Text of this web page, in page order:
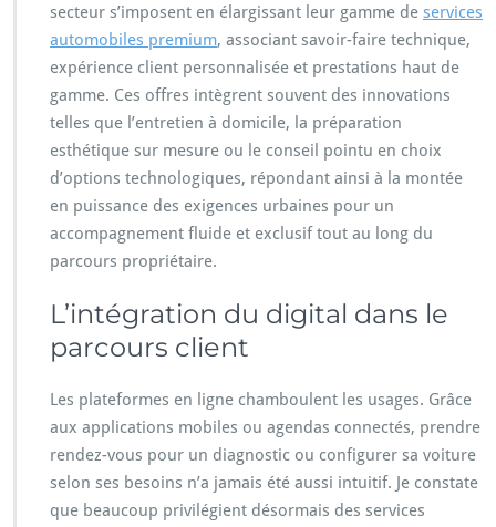
secteur s’imposent en élargissant leur gamme de services
automobiles premium, associant savoir-faire technique,
expérience client personnalisée et prestations haut de
gamme. Ces offres intègrent souvent des innovations
telles que l’entretien à domicile, la préparation
esthétique sur mesure ou le conseil pointu en choix
d’options technologiques, répondant ainsi à la montée
en puissance des exigences urbaines pour un
accompagnement fluide et exclusif tout au long du
parcours propriétaire.
L’intégration du digital dans le
parcours client
Les plateformes en ligne chamboulent les usages. Grâce
aux applications mobiles ou agendas connectés, prendre
rendez-vous pour un diagnostic ou configurer sa voiture
selon ses besoins n’a jamais été aussi intuitif. Je constate
que beaucoup privilégient désormais des services